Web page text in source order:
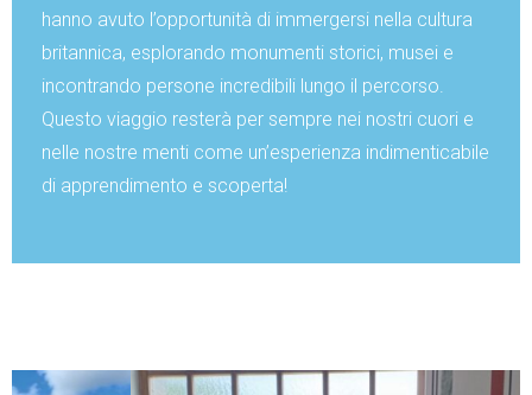
hanno avuto l’opportunità di immergersi nella cultura
britannica, esplorando monumenti storici, musei e
incontrando persone incredibili lungo il percorso.
Questo viaggio resterà per sempre nei nostri cuori e
nelle nostre menti come un’esperienza indimenticabile
di apprendimento e scoperta!